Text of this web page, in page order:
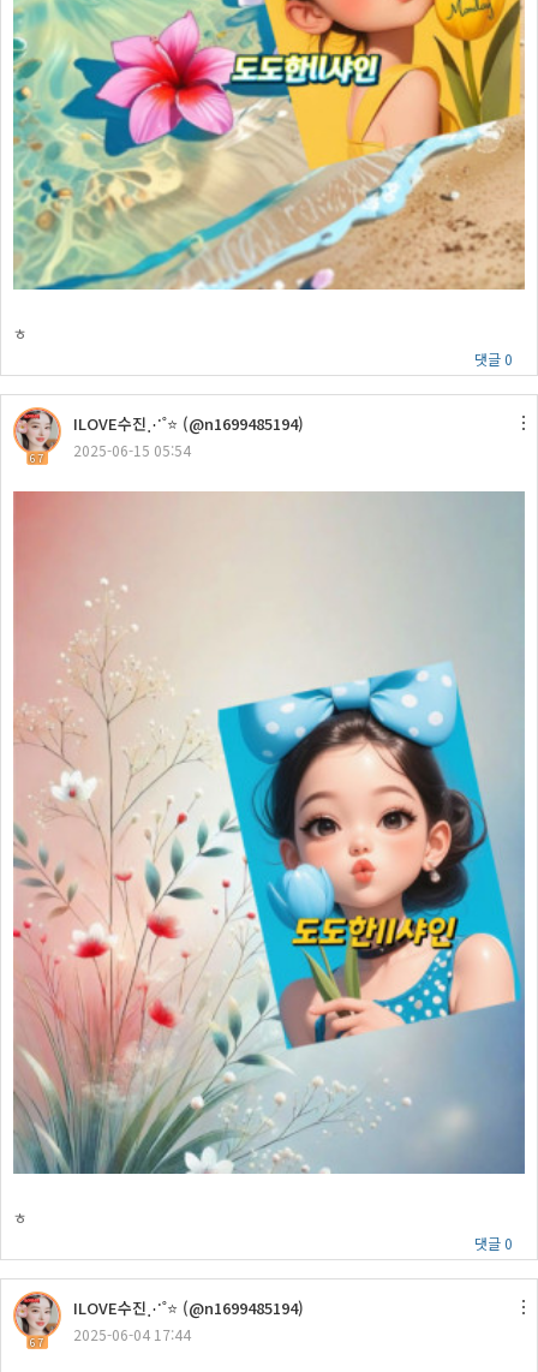
ㅎ
댓글 0
67
ILOVE수진⋰˚⭐ (@n1699485194)
2025-06-15 05:54
ㅎ
댓글 0
67
ILOVE수진⋰˚⭐ (@n1699485194)
2025-06-04 17:44